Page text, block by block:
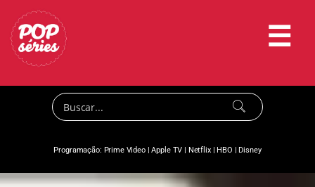
☰
Programação: Prime Video|Apple TV | Netflix|HBO |Disney